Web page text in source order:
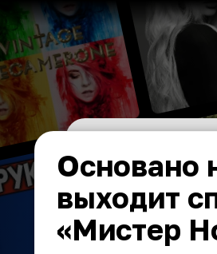
Основано
выходит
«Мистер